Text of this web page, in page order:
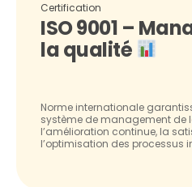
Certification
ISO 9001 –
la qualité
Norme internationale
système de management de
l’amélioration continue, la
l’optimisation des processus